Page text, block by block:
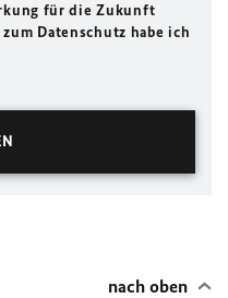
für die Zukunft
Datenschutz habe ich
nach oben